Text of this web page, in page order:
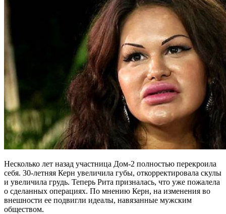
Несколько лет назад участница Дом-2 полностью перекроила
себя. 30-летняя Керн увеличила губы, откорректировала скулы
и увеличила грудь. Теперь Рита призналась, что уже пожалела
о сделанных операциях. По мнению Керн, на изменения во
внешности ее подвигли идеалы, навязанные мужским
обществом.